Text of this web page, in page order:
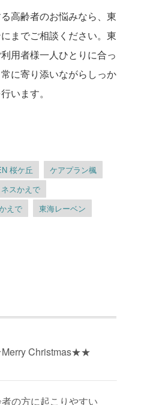
高齢者のお悩みなら、東
までご相談ください。東
用者様一人ひとりに合っ
に寄り添いながらしっか
います。
桜ケ丘
ケアプラン楓
スかえで
えで
東海レーベン
Christmas★★
の方に起こりやすい